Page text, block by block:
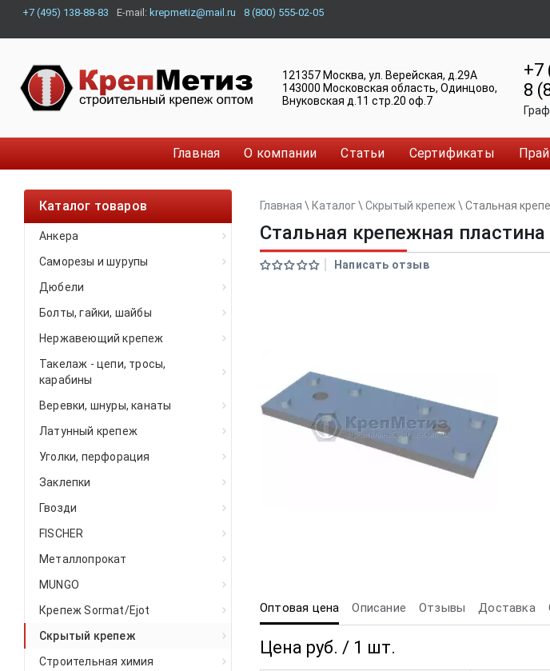
+7 (495) 138-88-83 E-mail: krepmetiz@mail.ru 8 (800) 555-02-05
121357 Москва, ул. Верейская, д.29А
143000 Московская область, Одинцово,
Внуковская д.11 стр.20 оф.7
+7
8
Главная О компании Статьи Сертификаты
Каталог товаров
Анкера
Саморезы и шурупы
Дюбели
Болты, гайки, шайбы
Нержавеющий крепеж
Такелаж - цепи, тросы,
карабины
Веревки, шнуры, канаты
Латунный крепеж
Уголки, перфорация
Заклепки
Гвозди
FISCHER
Металлопрокат
MUNGO
Крепеж Sormat/Ejot
Скрытый крепеж
Строительная химия
Главная \ Каталог\ Скрытый крепеж \ Стальная
Стальная крепежная пластина
Написать отзыв
Оптовая цена Описание Отзывы Доставка
Цена руб. / 1 шт.